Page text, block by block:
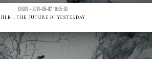
SNOW - 2019-05-07 10:05:00
FILM : THE FUTURE OF YESTERDAY